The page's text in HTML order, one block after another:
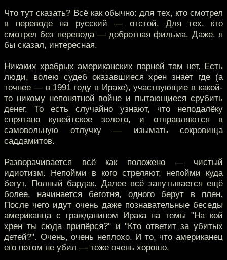
Что тут сказать? Всё как обычно: для тех, кто смотрел
в переводе на русский — отстой. Для тех, кто
смотрел без перевода — добротная фильма. Даже, я
бы сказал, интересная.
Никаких храбрых американских парней там нет. Есть
люди, волею судеб оказавшиеся хрен знает где (а
точнее — в 1991 году в Ираке), участвующие в какой-
то никому непонятной войне и пытающиеся срубить
денег. То есть случайно узнают, что неподалёку
спрятано кувейтское золото, и отправляются в
самовольную отлучку — изымать сокровища
саддамитов.
Разворачивается всё как положено — чистый
идиотизм. Непойми в кого стреляют, непойми куда
бегут. Полный бардак. Далее всё запутывается ещё
более, начинается беготня, одного берут в плен.
После чего идут очень даже познавательные беседы
американца с гражданином Ирака на темы "На кой
хрен ты сюда припёрся?" и "Кто ответит за убитых
детей?". Очень, очень неплохо. И то, что американец
его потом не убил — тоже очень хорошо.